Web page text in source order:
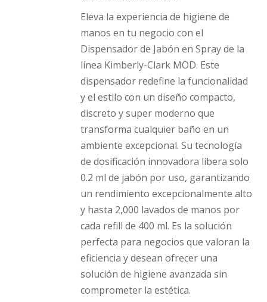
Eleva la experiencia de higiene de
manos en tu negocio con el
Dispensador de Jabón en Spray de la
línea Kimberly-Clark MOD. Este
dispensador redefine la funcionalidad
y el estilo con un diseño compacto,
discreto y super moderno que
transforma cualquier baño en un
ambiente excepcional. Su tecnología
de dosificación innovadora libera solo
0.2 ml de jabón por uso, garantizando
un rendimiento excepcionalmente alto
y hasta 2,000 lavados de manos por
cada refill de 400 ml. Es la solución
perfecta para negocios que valoran la
eficiencia y desean ofrecer una
solución de higiene avanzada sin
comprometer la estética.